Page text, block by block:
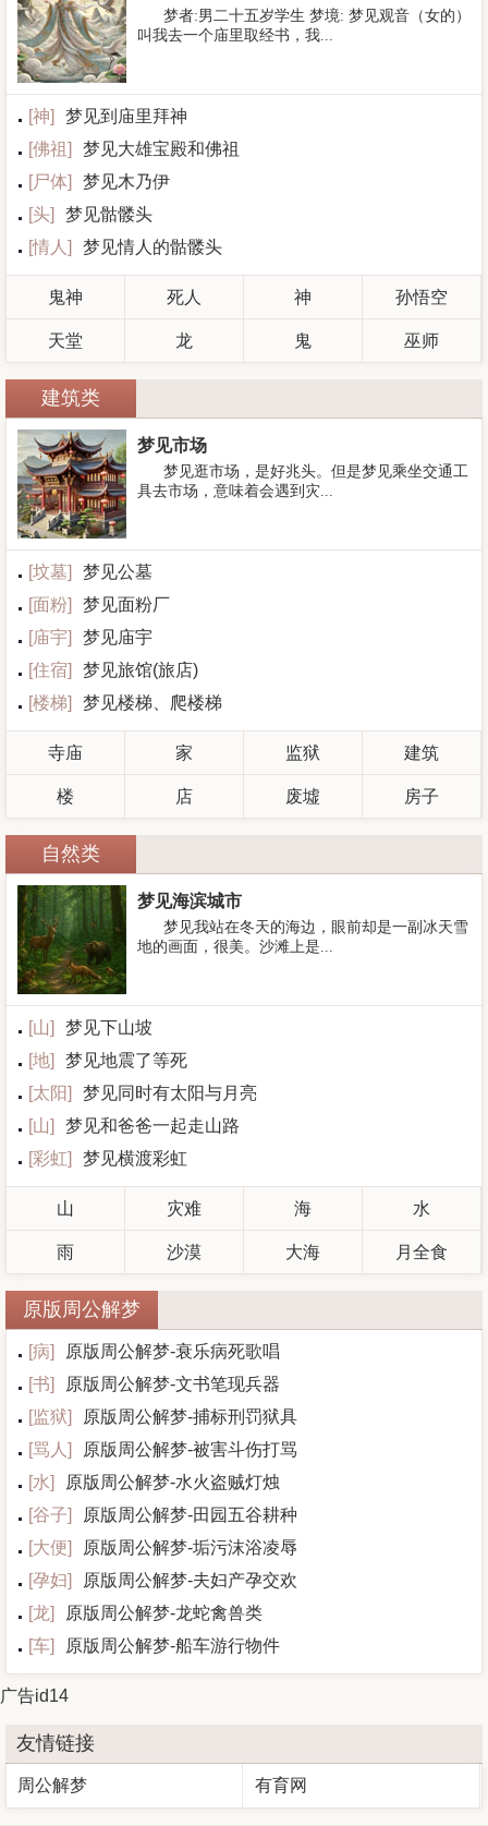
梦者:男二十五岁学生 梦境: 梦见观音（女的）
叫我去一个庙里取经书，我...
[神]
梦见到庙里拜神
[佛祖]
梦见大雄宝殿和佛祖
[尸体]
梦见木乃伊
[头]
梦见骷髅头
[情人 ] 梦见情人的骷髅头
鬼神 死人 神 孙悟空
天堂 龙 鬼 巫师
建筑类
梦见市场
梦见逛市场，是好兆头。但是梦见乘坐交通工
具去市场，意味着会遇到灾...
[坟墓]
梦见公墓
[面粉]
梦见面粉厂
[庙宇]
梦见庙宇
[住宿]
梦见旅馆(旅店)
[楼梯] 梦见楼梯、爬楼梯
寺庙 家 监狱 建筑
楼 店 废墟 房子
自然类
梦见海滨城市
梦见我站在冬天的海边，眼前却是一副冰天雪
地的画面，很美。沙滩上是...
[山]
梦见下山坡
[地]
梦见地震了等死
[太阳]
梦见同时有太阳与月亮
[山]
梦见和爸爸一起走山路
[彩虹] 梦见横渡彩虹
山 灾难 海 水
雨 沙漠 大海 月全食
原版周公解梦
[病]
原版周公解梦-衰乐病死歌唱
[书]
原版周公解梦-文书笔现兵器
[监狱]
原版周公解梦-捕标刑罚狱具
[骂人 ]
原版周公解梦-被害斗伤打骂
[水]
原版周公解梦-水火盗贼灯烛
[谷子]
原版周公解梦-田园五谷耕种
[大便]
原版周公解梦-垢污沫浴凌辱
[孕妇]
原版周公解梦-夫妇产孕交欢
[龙]
原版周公解梦-龙蛇禽兽类
[车] 原版周公解梦-船车游行物件
广告id14
友情链接
周公解梦 有育网